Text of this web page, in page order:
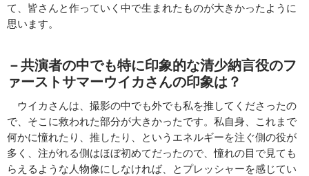
て、皆さんと作っていく中で生まれたものが大きかったように
思います。
－共演者の中でも特に印象的な清少納言役のフ
ァーストサマーウイカさんの印象は？
ウイカさんは、撮影の中でも外でも私を推してくださったの
で、そこに救われた部分が大きかったです。私自身、これまで
何かに憧れたり、推したり、というエネルギーを注ぐ側の役が
多く、注がれる側はほぼ初めてだったので、憧れの目で見ても
らえるような人物像にしなければ、とプレッシャーを感じてい